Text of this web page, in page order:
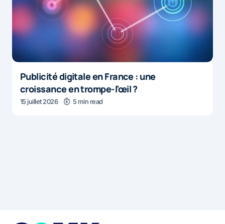
Publicité digitale en France : une
croissance en trompe-l’œil ?
15 juillet 2026 5 min read